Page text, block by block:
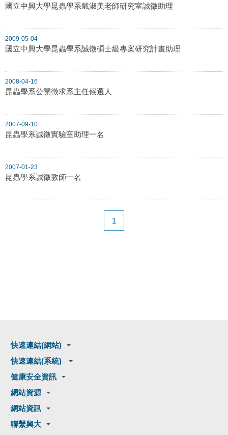
國立中興大學昆蟲學系戴淑美老師研究室誠徵助理
2009-05-04
國立中興大學昆蟲學系誠徵碩士級專案研究計畫助理
2008-04-16
昆蟲學系公開徵求系主任候選人
2007-09-10
昆蟲學系誠徵實驗室助理一名
2007-01-23
昆蟲學系誠徵教師一名
1
快速連結(網站)
快速連結(系統)
健康安全資訊
網站資源
網站資訊
聯繫興大